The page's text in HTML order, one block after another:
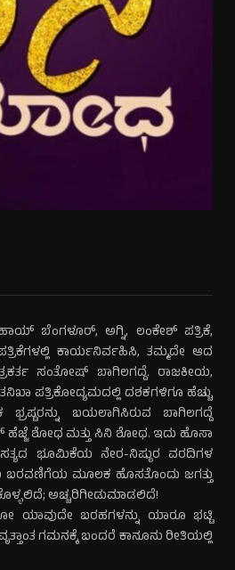
ಬೆಂಗಳೂರ್, ಅಗ್ನಿ, ಲಂಕೇಶ್ ಪತ್ರಿಕೆ,
ಕಾರ್ಯನಿರ್ವಹಿಸಿ, ತಮ್ಮದೇ ಆದ
ಸಂತೋಷ್ ಬಾಗಿಲಗದ್ದೆ. ರಾಜಕೀಯ,
ಪತ್ರಿಕೋದ್ಯಮದಲ್ಲಿ ದಶಕಗಳಿಗೂ ಹೆಚ್ಚು
ಬಯಲಾಗಿಸಿರುವ ಬಾಗಿಲಗದ್ದೆ
ಶೋಧ ಮತ್ತು ಸಿನಿ ಶೋಧ. ಇದು ಹೊಸಾ
ಭೂಮಿಕೆಯ ನೇರ-ನಿಷ್ಠುರ ವರದಿಗಳ
ಬರವಣಿಗೆಯ ಮೂಲಕ ಹೊಸತೊಂದು ಜಗತ್ತು
ಅಚ್ಚರಿಗೀಡುಮಾಡಲಿದೆ!
ಯಾವುದೇ ಬರಹಗಳನ್ನು ಯಾರೂ ಭಟ್ಟಿ
ಗಮನಕ್ಕೆ ಬಂದರೆ ಕಾನೂನು ರೀತಿಯಲ್ಲಿ